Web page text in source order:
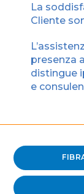
La
Cliente
presenza
distingue
e